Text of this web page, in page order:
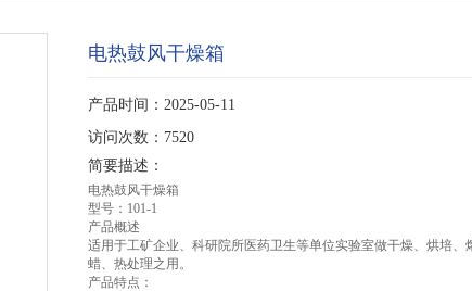
电热鼓风干燥箱
产品时间：2025-05-11
访问次数：7520
简要描述：
电热鼓风干燥箱
型号：101-1
产品概述
适用于工矿企业、科研院所医药卫生等单位实验室做干燥、烘培、
蜡、热处理之用。
产品特点：